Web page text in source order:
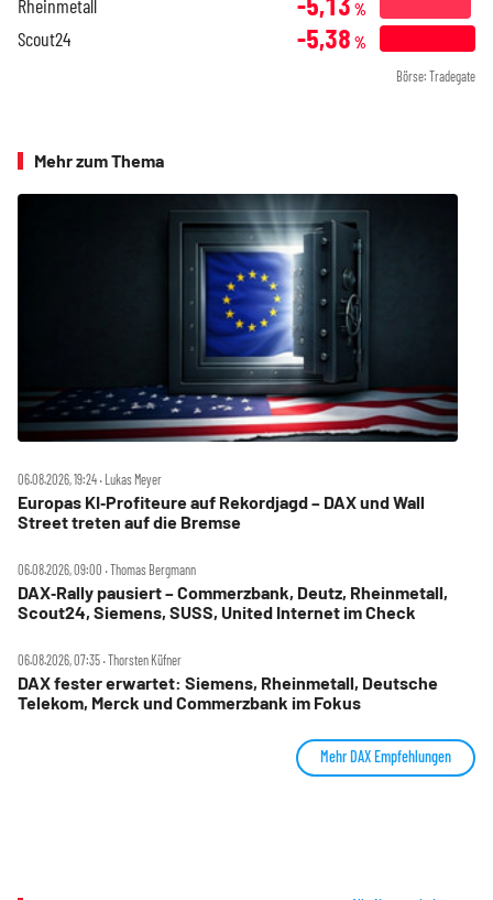
Rheinmetall %
Scout24 -5,38 %
Börse: Tradegate
Mehr zum Thema
06.08.2026, 19:24 ‧ Lukas Meyer
Europas KI‑Profiteure auf Rekordjagd – DAX und Wall
Street treten auf die Bremse
06.08.2026, 09:00 ‧ Thomas Bergmann
DAX‑Rally pausiert – Commerzbank, Deutz, Rheinmetall,
Scout24, Siemens, SUSS, United Internet im Check
06.08.2026, 07:35 ‧ Thorsten Küfner
DAX fester erwartet: Siemens, Rheinmetall, Deutsche
Telekom, Merck und Commerzbank im Fokus
Mehr DAX Empfehlungen